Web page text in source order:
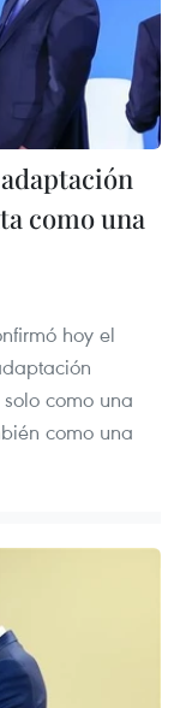
como una
hoy el
como una
como una